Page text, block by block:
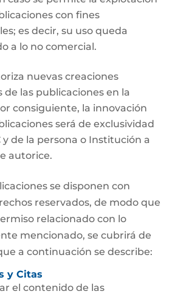
con fines
es decir, su uso queda
a lo no comercial.
nuevas creaciones
de las publicaciones en la
consiguiente, la innovación
será de exclusividad
y de la persona o Institución a
autorice.
se disponen con
reservados, de modo que
relacionado con lo
mencionado, se cubrirá de
a continuación se describe:
y Citas
el contenido de las